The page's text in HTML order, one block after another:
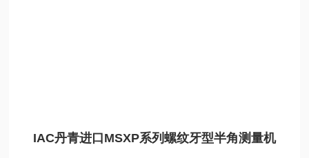
IAC丹青进口MSXP系列螺纹牙型半角测量机